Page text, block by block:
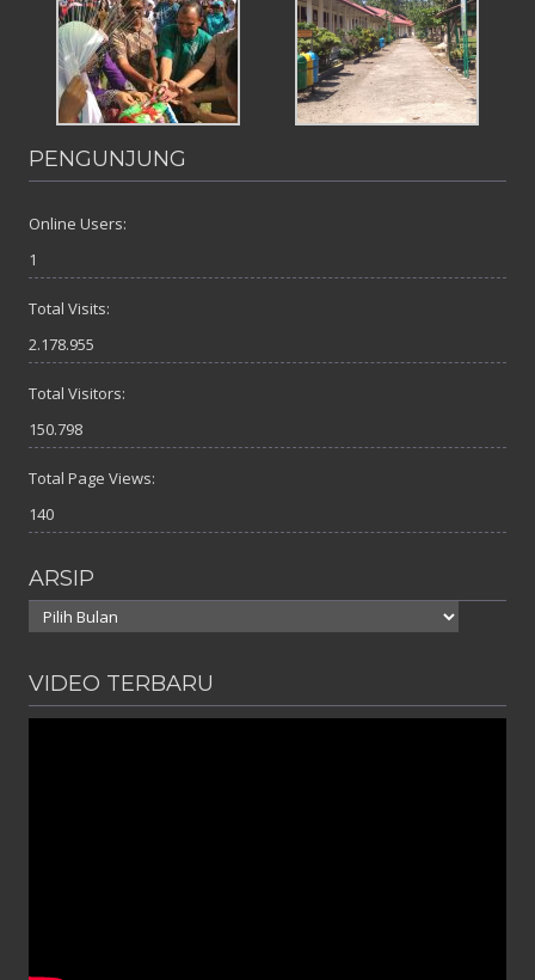
PENGUNJUNG
Online Users:
1
Total Visits:
2.178.955
Total Visitors:
150.798
Total Page Views:
140
ARSIP
Arsip
VIDEO TERBARU